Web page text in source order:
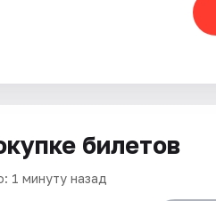
билетов
1 минуту назад